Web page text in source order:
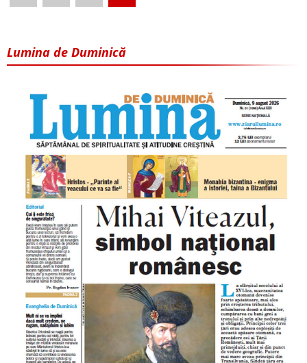
Lumina de Duminică